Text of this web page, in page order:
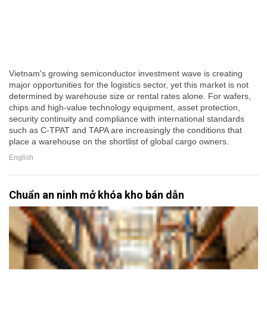
Vietnam's growing semiconductor investment wave is creating
major opportunities for the logistics sector, yet this market is not
determined by warehouse size or rental rates alone. For wafers,
chips and high-value technology equipment, asset protection,
security continuity and compliance with international standards
such as C-TPAT and TAPA are increasingly the conditions that
place a warehouse on the shortlist of global cargo owners.
English
Chuẩn an ninh mở khóa kho bán dẫn